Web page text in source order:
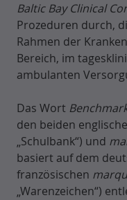
Baltic Bay Clinical
Prozeduren durch,
Rahmen der
Bereich, im
ambulanten
Das Wort
den beiden
„Schulbank“) und
basiert auf dem
französischen
„Warenzeichen“)